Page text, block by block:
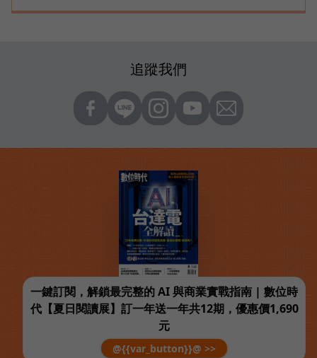
追蹤我們
一鍵訂閱，解鎖最完整的 AI 與商業實戰指南 | 數位時
代【夏日閱讀展】訂一年送一年共12期，優惠價1,690
元
@{{var_button}}@ >>